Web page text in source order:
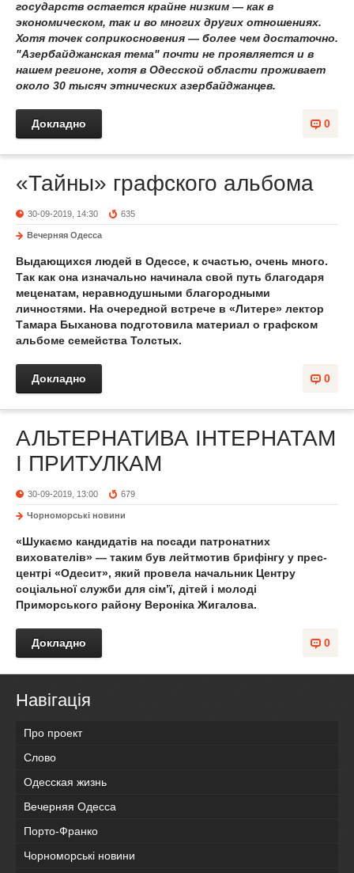
государств остается крайне низким — как в
экономическом, так и во многих других отношениях.
Хотя точек соприкосновения — более чем достаточно.
"Азербайджанская тема" почти не проявляется и в
нашем регионе, хотя в Одесской области проживает
около 30 тысяч этнических азербайджанцев.
0
Докладно
«Тайны» графского альбома
30-09-2019, 14:30 635
Вечерняя Одесса
Выдающихся людей в Одессе, к счастью, очень много.
Так как она изначально начинала свой путь благодаря
меценатам, неравнодушными благородными
личностями. На очередной встрече в «Литере» лектор
Тамара Быханова подготовила материал о графском
альбоме семейства Толстых.
0
Докладно
АЛЬТЕРНАТИВА ІНТЕРНАТАМ
І ПРИТУЛКАМ
30-09-2019, 13:00 679
Чорноморські новини
«Шукаємо кандидатів на посади патронатних
вихователів» — таким був лейтмотив брифінгу у прес-
центрі «Одесит», який провела начальник Центру
соціальної служби для сім’ї, дітей і молоді
Приморського району Вероніка Жигалова.
0
Докладно
Навігація
Про проект
Слово
Одесская жизнь
Вечерняя Одесса
Порто-Франко
Чорноморські новини